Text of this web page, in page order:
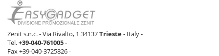
Zenit s.n.c. - Via Rivalto, 1 34137Trieste- Italy -
Tel.+39-040-761005-
Fax +39-040-3725826 -